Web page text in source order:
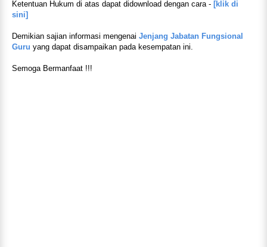
Ketentuan Hukum di atas dapat didownload dengan cara - [klik di
sini]
Demikian sajian informasi mengenai Jenjang Jabatan Fungsional
Guru yang dapat disampaikan pada kesempatan ini.
Semoga Bermanfaat !!!